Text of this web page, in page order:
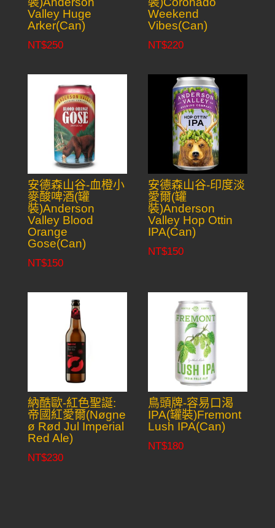
Valley Huge
Arker(Can)
NT$250
Weekend
Vibes(Can)
NT$220
安德森山谷-血橙小
麥酸啤酒(罐
裝)Anderson
Valley Blood
Orange
Gose(Can)
NT$150
安德森山谷-印度淡
愛爾(罐
裝)Anderson
Valley Hop Ottin
IPA(Can)
NT$150
納酷歐-紅色聖誕:
帝國紅愛爾(Nøgne
ø Rød Jul Imperial
Red Ale)
NT$230
鳥頭牌-容易口渴
IPA(罐裝)Fremont
Lush IPA(Can)
NT$180